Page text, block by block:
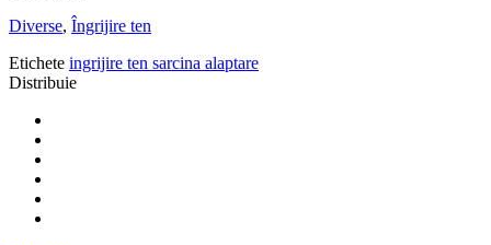
Diverse, Îngrijire ten
Etichete ingrijire ten sarcina alaptare
Distribuie